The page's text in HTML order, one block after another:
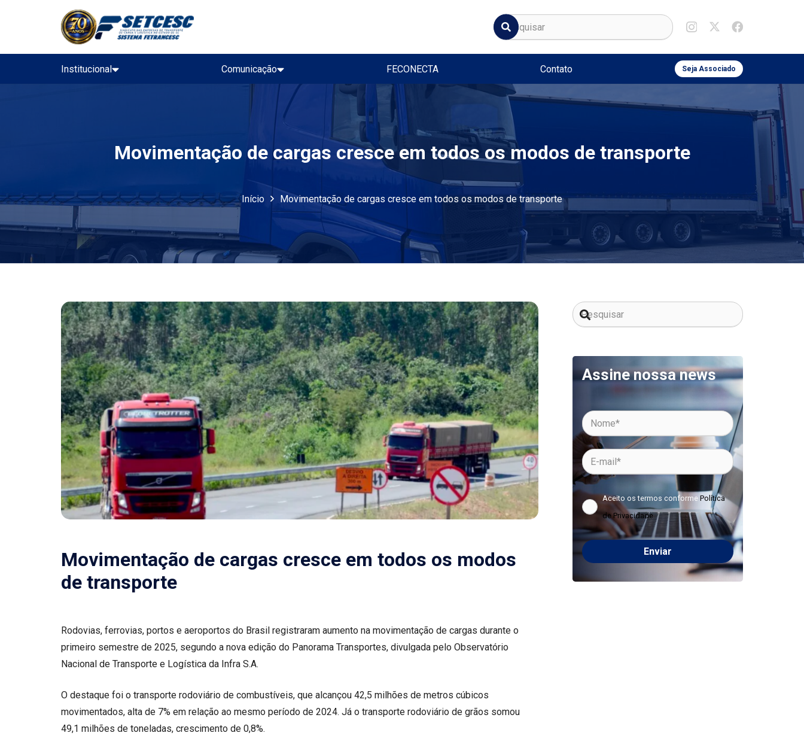
Institucional Comunicação FECONECTA Contato Seja Associado
Movimentação de cargas cresce em todos os modos de transporte
Início Movimentação de cargas cresce em todos os modos de transporte
Movimentação de cargas cresce em todos os modos
de transporte
Rodovias, ferrovias, portos e aeroportos do Brasil registraram aumento na movimentação de cargas durante o
primeiro semestre de 2025, segundo a nova edição do Panorama Transportes, divulgada pelo Observatório
Nacional de Transporte e Logística da Infra S.A.
O destaque foi o transporte rodoviário de combustíveis, que alcançou 42,5 milhões de metros cúbicos
movimentados, alta de 7% em relação ao mesmo período de 2024. Já o transporte rodoviário de grãos somou
49,1 milhões de toneladas, crescimento de 0,8%.
Assine nossa news
Aceito os termos conforme Política
de Privacidade
Please
leave
this